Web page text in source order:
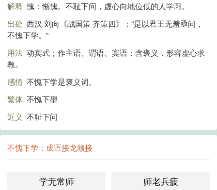
解释 愧：惭愧。不耻下问，虚心向地位低的人学习。
出处 西汉 刘向《战国策 齐策四》：“是以君王无羞亟问，
不愧下学。”
用法 动宾式；作主语、谓语、宾语；含褒义，形容虚心求
教。
感情 不愧下学是褒义词。
繁体 不愧下壆
近义 不耻下问
不愧下学：成语接龙顺接
学无常师
师老兵疲